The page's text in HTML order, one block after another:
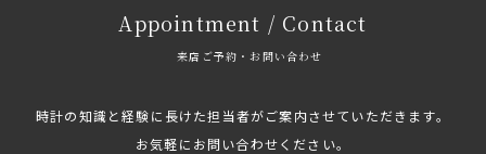
Appointment / Contact
来店ご予約・お問い合わせ
時計の知識と経験に長けた担当者がご案内させていただきます。
お気軽にお問い合わせください。